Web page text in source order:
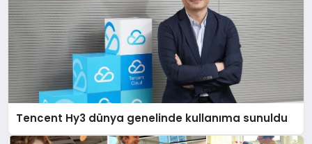
Tencent Hy3 dünya genelinde kullanıma sunuldu